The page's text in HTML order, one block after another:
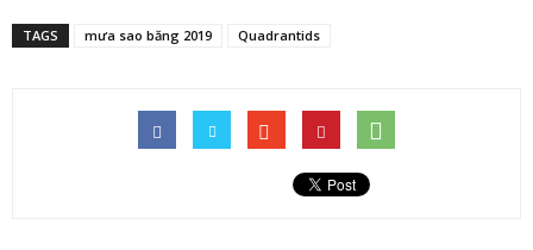
TAGS mưa sao băng 2019 Quadrantids